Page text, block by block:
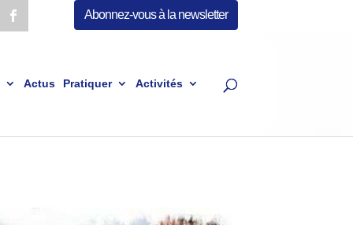
Abonnez-vous à la newsletter
Actus Pratiquer Activités